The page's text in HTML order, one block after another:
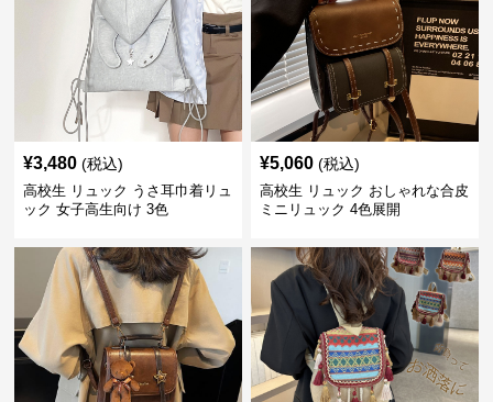
¥3,480 (税込)
高校生 リュック うさ耳巾着リュ
ック 女子高生向け 3色
¥5,060 (税込)
高校生 リュック おしゃれな合皮
ミニリュック 4色展開